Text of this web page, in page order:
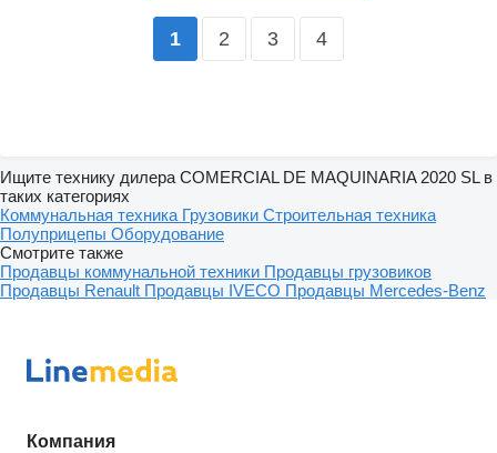
1 2 3 4
Ищите технику дилера COMERCIAL DE MAQUINARIA 2020 SL в
таких категориях
Коммунальная техника Грузовики Строительная техника
Полуприцепы Оборудование
Смотрите также
Продавцы коммунальной техники Продавцы грузовиков
Продавцы Renault Продавцы IVECO Продавцы Mercedes-Benz
Компания